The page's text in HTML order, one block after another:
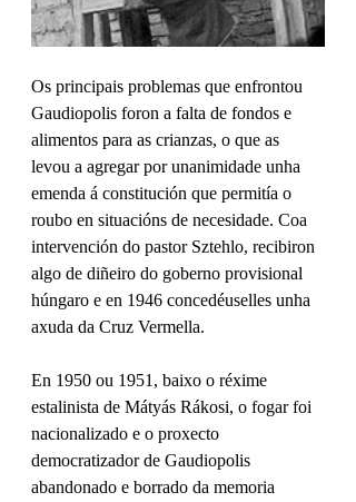
Os principais problemas que enfrontou
Gaudiopolis foron a falta de fondos e
alimentos para as crianzas, o que as
levou a agregar por unanimidade unha
emenda á constitución que permitía o
roubo en situacións de necesidade. Coa
intervención do pastor Sztehlo, recibiron
algo de diñeiro do goberno provisional
húngaro e en 1946 concedéuselles unha
axuda da Cruz Vermella.
En 1950 ou 1951, baixo o réxime
estalinista de Mátyás Rákosi, o fogar foi
nacionalizado e o proxecto
democratizador de Gaudiopolis
abandonado e borrado da memoria